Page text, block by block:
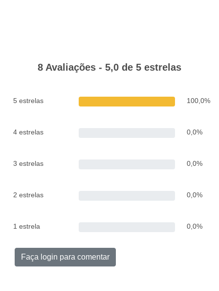
8 Avaliações - 5,0 de 5 estrelas
5 estrelas 100,0%
4 estrelas 0,0%
3 estrelas 0,0%
2 estrelas 0,0%
1 estrela 0,0%
Faça login para comentar